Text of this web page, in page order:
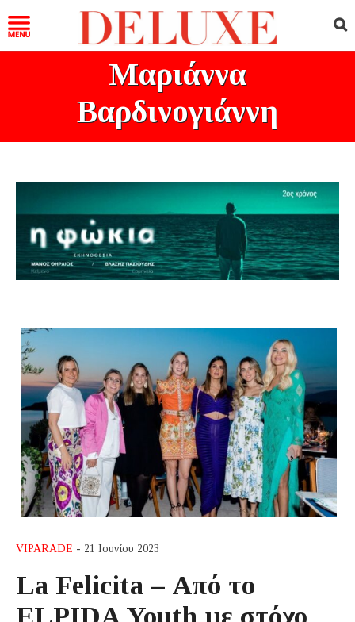
Μαριάννα
Βαρδινογιάννη
VIPARADE - 21 Ιουνίου 2023
La Felicita – Από το
ELPIDA Youth με στόχο